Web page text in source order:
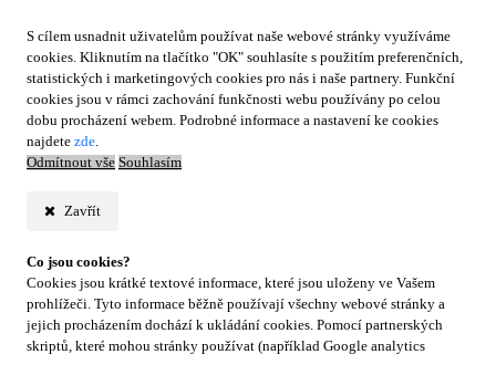
S cílem usnadnit uživatelům používat naše webové stránky využíváme
cookies. Kliknutím na tlačítko "OK" souhlasíte s použitím preferenčních,
statistických i marketingových cookies pro nás i naše partnery. Funkční
cookies jsou v rámci zachování funkčnosti webu používány po celou
dobu procházení webem. Podrobné informace a nastavení ke cookies
najdete zde.
Odmítnout vše Souhlasím
Zavřít
Co jsou cookies?
Cookies jsou krátké textové informace, které jsou uloženy ve Vašem
prohlížeči. Tyto informace běžně používají všechny webové stránky a
jejich procházením dochází k ukládání cookies. Pomocí partnerských
skriptů, které mohou stránky používat (například Google analytics